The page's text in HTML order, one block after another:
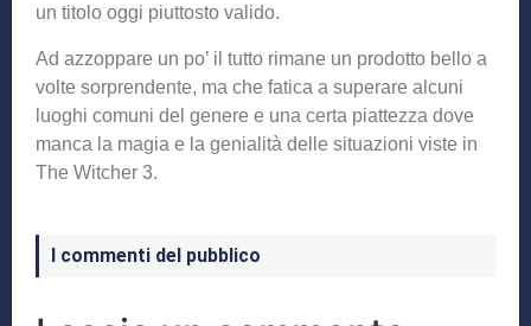
un titolo oggi piuttosto valido.
Ad azzoppare un po’ il tutto rimane un prodotto bello a
volte sorprendente, ma che fatica a superare alcuni
luoghi comuni del genere e una certa piattezza dove
manca la magia e la genialità delle situazioni viste in
The Witcher 3.
I commenti del pubblico